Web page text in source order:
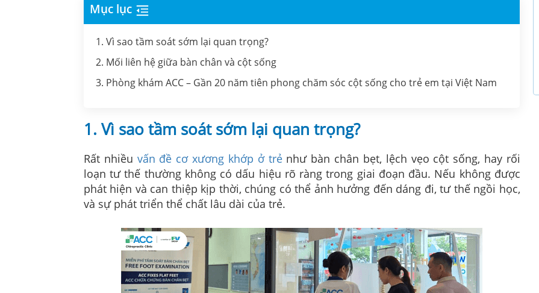
Mục lục
1. Vì sao tầm soát sớm lại quan trọng?
2. Mối liên hệ giữa bàn chân và cột sống
3. Phòng khám ACC – Gần 20 năm tiên phong chăm sóc cột sống cho trẻ em tại Việt Nam
1. Vì sao tầm soát sớm lại quan trọng?
Rất nhiều vấn đề cơ xương khớp ở trẻnhư bàn chân bẹt, lệch vẹo cột sống, hay rối
loạn tư thế thường không có dấu hiệu rõ ràng trong giai đoạn đầu. Nếu không được
phát hiện và can thiệp kịp thời, chúng có thể ảnh hưởng đến dáng đi, tư thế ngồi học,
và sự phát triển thể chất lâu dài của trẻ.